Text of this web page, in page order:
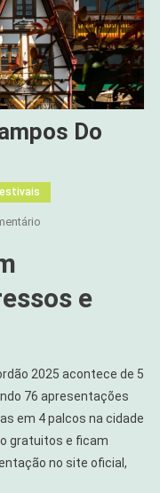
Do
Em
Campose
2025 acontece de 5
76 apresentações
em 4 palcos na cidade
gratuitos e ficam
no site oficial,